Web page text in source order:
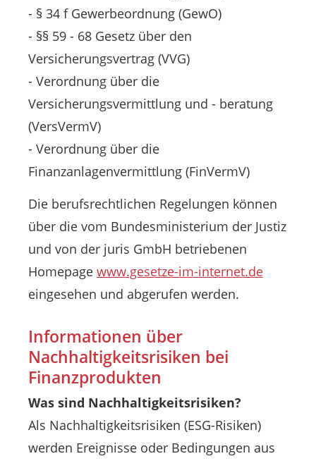
- § 34 f Gewerbeordnung (GewO)
- §§ 59 - 68 Gesetz über den
Versicherungsvertrag (VVG)
- Verordnung über die
Versicherungsvermittlung und - beratung
(VersVermV)
- Verordnung über die
Finanzanlagenvermittlung (FinVermV)
Die berufsrechtlichen Regelungen können
über die vom Bundesministerium der Justiz
und von der juris GmbH betriebenen
Homepage www.gesetze-im-internet.de
eingesehen und abgerufen werden.
Informationen über
Nachhaltigkeitsrisiken bei
Finanzprodukten
Was sind Nachhaltigkeitsrisiken?
Als Nachhaltigkeitsrisiken (ESG-Risiken)
werden Ereignisse oder Bedingungen aus